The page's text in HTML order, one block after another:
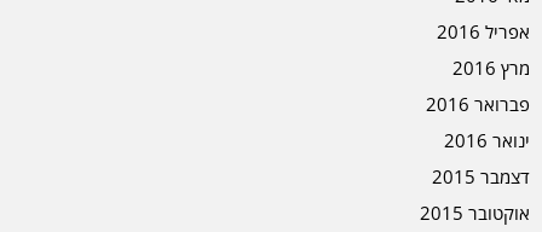
אפריל 2016
מרץ 2016
פברואר 2016
ינואר 2016
דצמבר 2015
אוקטובר 2015